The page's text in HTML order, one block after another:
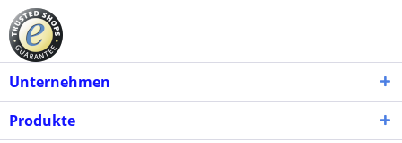
Unternehmen
Produkte